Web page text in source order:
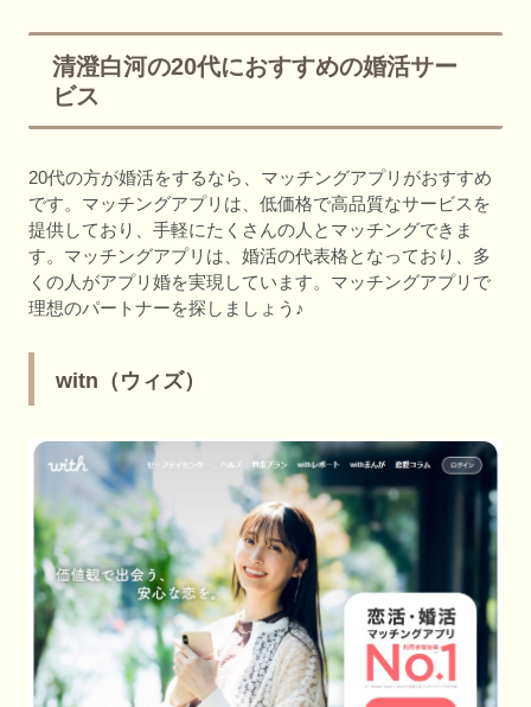
清澄白河の20代におすすめの婚活サー
ビス
20代の方が婚活をするなら、マッチングアプリがおすすめ
です。マッチングアプリは、低価格で高品質なサービスを
提供しており、手軽にたくさんの人とマッチングできま
す。マッチングアプリは、婚活の代表格となっており、多
くの人がアプリ婚を実現しています。マッチングアプリで
理想のパートナーを探しましょう♪
witn（ウィズ）